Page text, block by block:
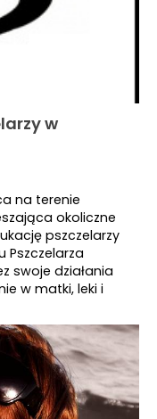
w
na terenie
okoliczne
pszczelarzy
Pszczelarza
swoje działania
w matki, leki i